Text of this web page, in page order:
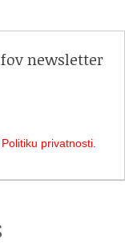
newsletter
Politiku privatnosti.